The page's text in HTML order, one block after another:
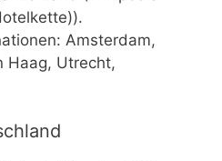
Amsterdam,
Haag, Utrecht,